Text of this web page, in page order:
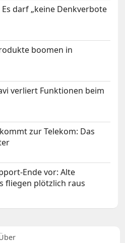
darf „keine Denkverbote
boomen in
verliert Funktionen beim
zur Telekom: Das
Ende vor: Alte
fliegen plötzlich raus